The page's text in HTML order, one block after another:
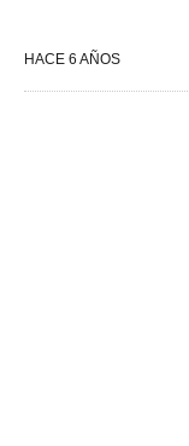
HACE 6 AÑOS